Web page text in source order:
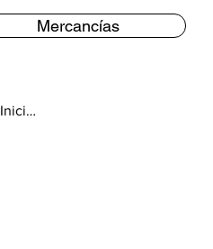
Mercancías
Iniciar sesión